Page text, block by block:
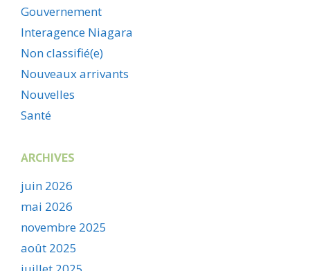
Gouvernement
Interagence Niagara
Non classifié(e)
Nouveaux arrivants
Nouvelles
Santé
ARCHIVES
juin 2026
mai 2026
novembre 2025
août 2025